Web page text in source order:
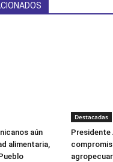
aún
alimentaria,
Destacadas
Presidente